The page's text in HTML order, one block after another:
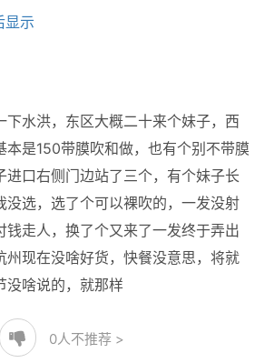
显示
下水洪，东区大概二十来个妹子，西
本是150带膜吹和做，也有个别不带膜
进口右侧门边站了三个，有个妹子长
没选，选了个可以裸吹的，一发没射
钱走人，换了个又来了一发终于弄出
州现在没啥好货，快餐没意思，将就
没啥说的，就那样
0人不推荐 >